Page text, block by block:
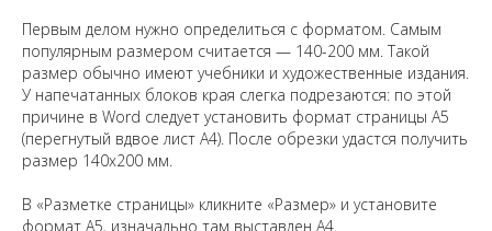
Первым делом нужно определиться с форматом. Самым
популярным размером считается — 140-200 мм. Такой
размер обычно имеют учебники и художественные издания.
У напечатанных блоков края слегка подрезаются: по этой
причине в Word следует установить формат страницы А5
(перегнутый вдвое лист А4). После обрезки удастся получить
размер 140х200 мм.
В «Разметке страницы» кликните «Размер» и установите
формат А5, изначально там выставлен А4.